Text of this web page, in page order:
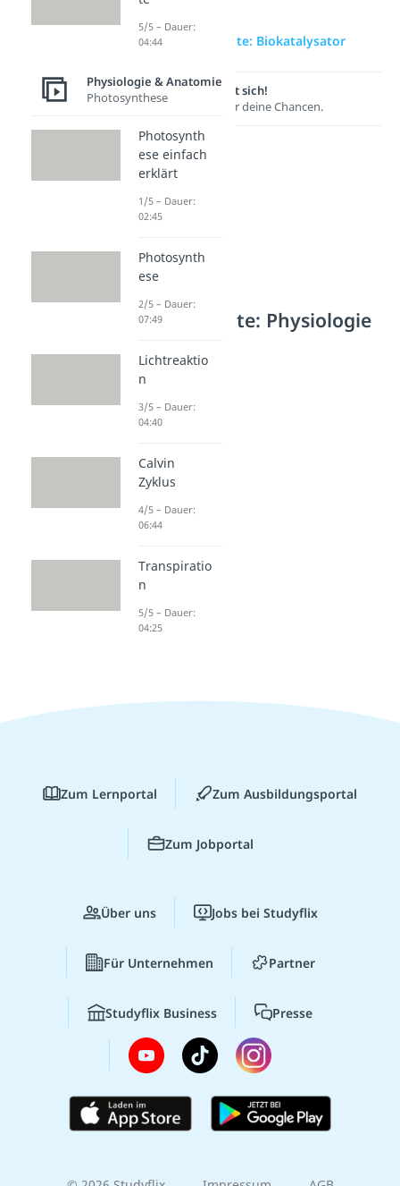
zur Videoseite: Biokatalysator
Lernen lohnt sich!
Entdecke hier deine Chancen.
Weitere Inhalte: Physiologie
Enzyme
Enzyme
Dauer: 03:30
Enzyme Spezifität
Coenzym
Dauer: 04:46
Dauer: 04:12
Enzymklassen
Dauer: 03:34
Biokatalysator
Dauer: 05:14
5/5 – Dauer:
04:44
Physiologie & Anatomie
Photosynthese
Photosynth
ese einfach
erklärt
1/5 – Dauer:
02:45
Photosynth
ese
2/5 – Dauer:
07:49
Lichtreaktio
n
3/5 – Dauer:
04:40
Calvin
Zyklus
4/5 – Dauer:
06:44
Transpiratio
n
5/5 – Dauer:
04:25
Zum Lernportal Zum Ausbildungsportal
Zum Jobportal
Über uns Jobs bei Studyflix
Für Unternehmen Partner
Studyflix Business Presse